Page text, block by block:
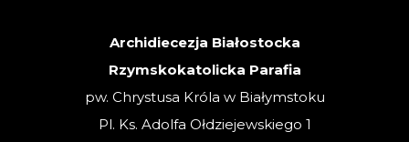
Archidiecezja Białostocka
Rzymskokatolicka Parafia
pw. Chrystusa Króla w Białymstoku
Pl. Ks. Adolfa Ołdziejewskiego 1